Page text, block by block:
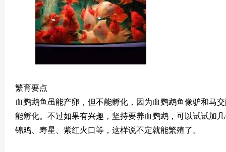
繁育要点
血鹦鹉鱼虽能产卵，但不能孵化，因为血鹦鹉鱼像驴和马
能孵化。不过如果有兴趣，坚持要养血鹦鹉，可以试试加
锦鸡、寿星、紫红火口等，这样说不定就能繁殖了。